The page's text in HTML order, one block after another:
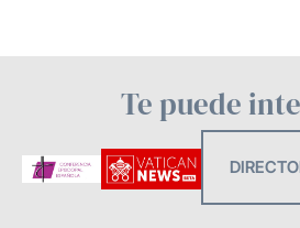
Te puede